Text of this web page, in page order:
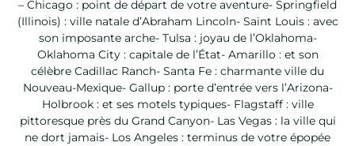
– Chicago : point de départ de votre aventure- Springfield
(Illinois) : ville natale d’Abraham Lincoln- Saint Louis : avec
son imposante arche- Tulsa : joyau de l’Oklahoma-
Oklahoma City : capitale de l’État- Amarillo : et son
célèbre Cadillac Ranch- Santa Fe : charmante ville du
Nouveau-Mexique- Gallup : porte d’entrée vers l’Arizona-
Holbrook : et ses motels typiques- Flagstaff : ville
pittoresque près du Grand Canyon- Las Vegas : la ville qui
ne dort jamais- Los Angeles : terminus de votre épopée